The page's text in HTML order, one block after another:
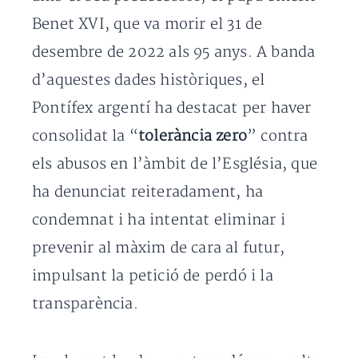
Benet XVI, que va morir el 31 de
desembre de 2022 als 95 anys. A banda
d’aquestes dades històriques, el
Pontífex argentí ha destacat per haver
consolidat la “tolerància zero” contra
els abusos en l’àmbit de l’Església, que
ha denunciat reiteradament, ha
condemnat i ha intentat eliminar i
prevenir al màxim de cara al futur,
impulsant la petició de perdó i la
transparència.